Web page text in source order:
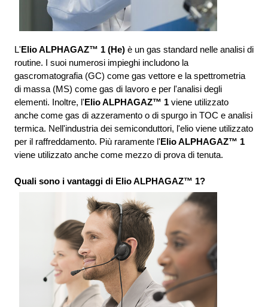
L' Elio ALPHAGAZ™ 1 (He) è un gas standard nelle analisi di
routine. I suoi numerosi impieghi includono la
gascromatografia (GC) come gas vettore e la spettrometria
di massa (MS) come gas di lavoro e per l'analisi degli
elementi. Inoltre, l' Elio ALPHAGAZ™ 1 viene utilizzato
anche come gas di azzeramento o di spurgo in TOC e analisi
termica. Nell'industria dei semiconduttori, l'elio viene utilizzato
per il raffreddamento. Più raramente l' Elio ALPHAGAZ™ 1
viene utilizzato anche come mezzo di prova di tenuta.
Quali sono i vantaggi di Elio ALPHAGAZ™ 1?